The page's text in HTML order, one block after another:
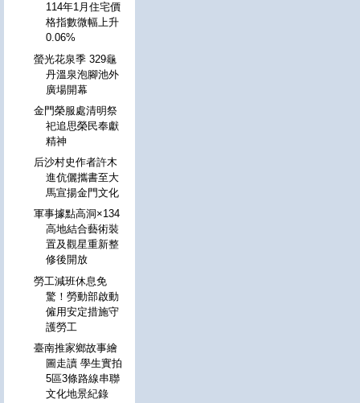
114年1月住宅價
格指數微幅上升
0.06%
螢光花泉季 329龜
丹溫泉泡腳池外
廣場開幕
金門榮服處清明祭
祀追思榮民奉獻
精神
后沙村史作者許木
進伉儷攜書至大
馬宣揚金門文化
軍事據點高洞×134
高地結合藝術裝
置及觀星重新整
修後開放
勞工減班休息免
驚！勞動部啟動
僱用安定措施守
護勞工
臺南推家鄉故事繪
圖走讀 學生實拍
5區3條路線串聯
文化地景紀錄